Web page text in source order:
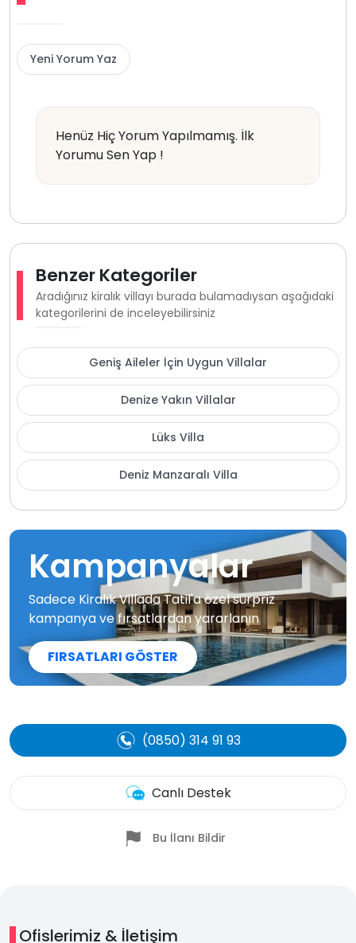
Yeni Yorum Yaz
Henüz Hiç Yorum Yapılmamış. İlk
Yorumu Sen Yap !
Benzer Kategoriler
Aradığınız kiralık villayı burada bulamadıysan aşağıdaki
kategorilerini de inceleyebilirsiniz
Geniş Aileler İçin Uygun Villalar
Denize Yakın Villalar
Lüks Villa
Deniz Manzaralı Villa
Kampanyalar
Sadece Kiralık Villada Tatil'a özel sürpriz
kampanya ve fırsatlardan yararlanın
FIRSATLARI GÖSTER
(0850) 314 91 93
Canlı Destek
Bu İlanı Bildir
Ofislerimiz & İletişim